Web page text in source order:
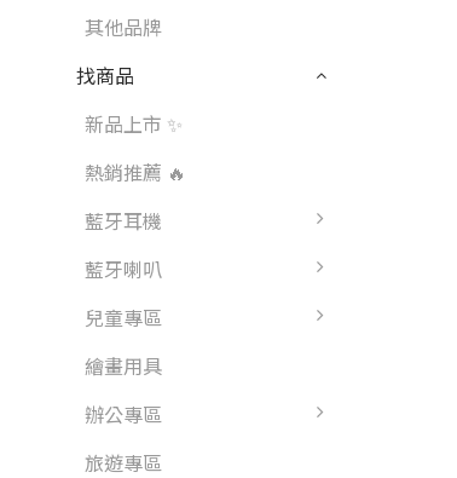
其他品牌
找商品
新品上市 ✨
熱銷推薦 🔥
藍牙耳機
藍牙喇叭
兒童專區
繪畫用具
辦公專區
旅遊專區